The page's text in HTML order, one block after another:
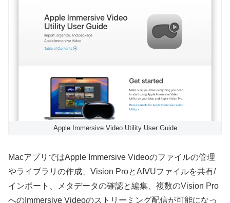
Apple Immersive Video Utility User Guide
MacアプリではApple Immersive Videoのファイルの管理
やライブラリの作成、Vision ProとAIVUファイルを共有/
インポート、メタデータの確認と編集、複数のVision Pro
へのImmersive Videoのストリーミング配信が可能になっ